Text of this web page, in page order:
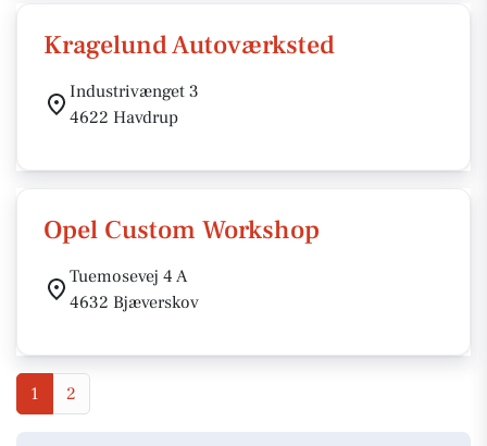
Kragelund Autoværksted
Industrivænget 3
4622 Havdrup
Opel Custom Workshop
Tuemosevej 4 A
4632 Bjæverskov
1 2